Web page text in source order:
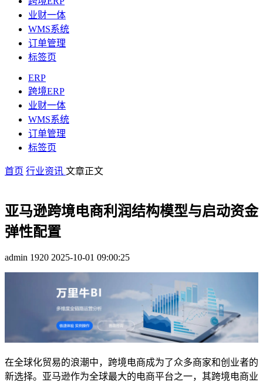
业财一体
WMS系统
订单管理
标签页
ERP
跨境ERP
业财一体
WMS系统
订单管理
标签页
首页 行业资讯 文章正文
亚马逊跨境电商利润结构模型与启动资金
弹性配置
admin 1920 2025-10-01 09:00:25
在全球化贸易的浪潮中，跨境电商成为了众多商家和创业者的
新选择。亚马逊作为全球最大的电商平台之一，其跨境电商业